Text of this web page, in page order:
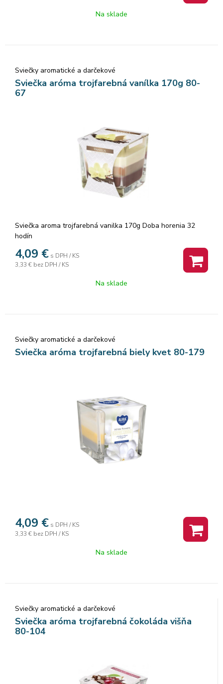
Na sklade
Sviečky aromatické a darčekové
Sviečka aróma trojfarebná vanílka 170g 80-
67
Sviečka aroma trojfarebná vanilka 170g Doba horenia 32
hodín
4,09 € s DPH / KS
3,33 € bez DPH / KS
Na sklade
Sviečky aromatické a darčekové
Sviečka aróma trojfarebná biely kvet 80-179
4,09 € s DPH / KS
3,33 € bez DPH / KS
Na sklade
Sviečky aromatické a darčekové
Sviečka aróma trojfarebná čokoláda višňa
80-104